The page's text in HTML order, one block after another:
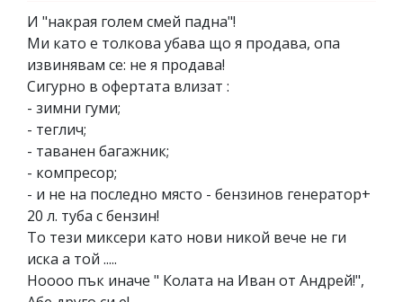
И "накрая голем смей падна"!
Ми като е толкова убава що я продава, опа
извинявам се: не я продава!
Сигурно в офертата влизат :
- зимни гуми;
- теглич;
- таванен багажник;
- компресор;
- и не на последно място - бензинов генератор+
20 л. туба с бензин!
То тези миксери като нови никой вече не ги
иска а той .....
Ноооо пък иначе " Колата на Иван от Андрей!",